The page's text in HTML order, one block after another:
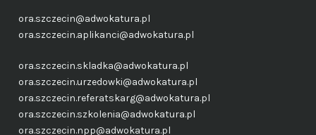
ora.szczecin@adwokatura.pl
ora.szczecin.aplikanci@adwokatura.pl
ora.szczecin.skladka@adwokatura.pl
ora.szczecin.urzedowki@adwokatura.pl
ora.szczecin.referatskarg@adwokatura.pl
ora.szczecin.szkolenia@adwokatura.pl
ora.szczecin.npp@adwokatura.pl